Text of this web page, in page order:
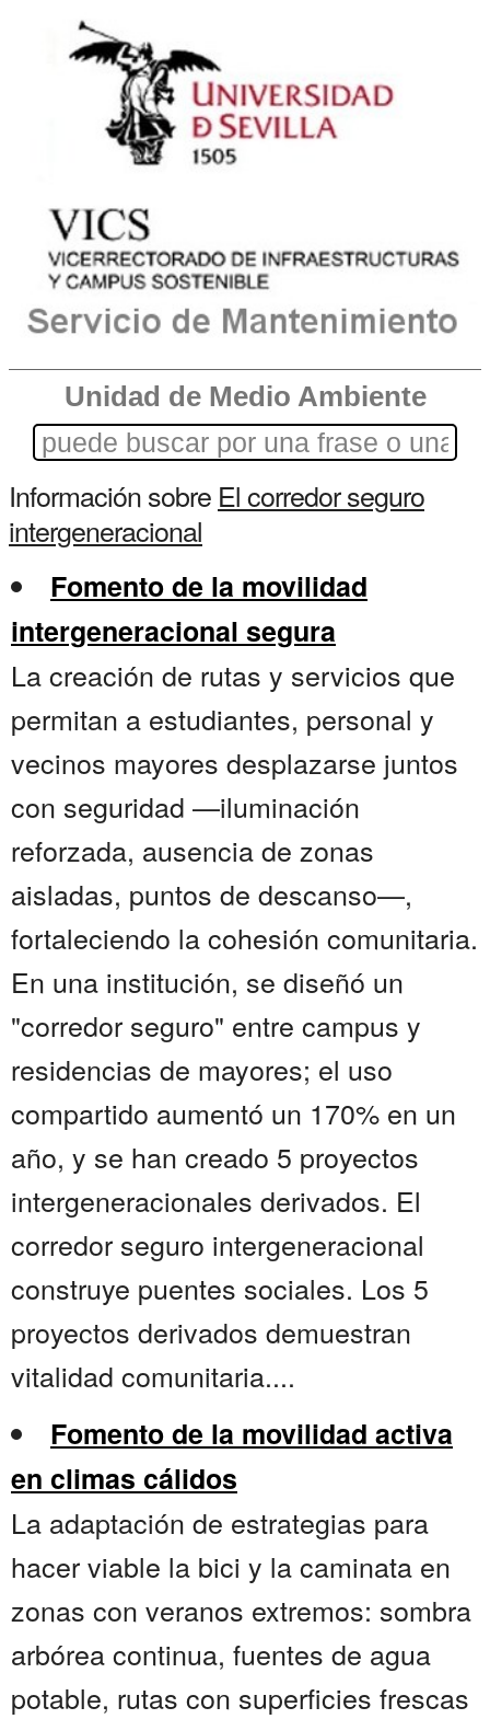
Unidad de Medio Ambiente
Información sobre El corredor seguro
intergeneracional
Fomento de la movilidad
intergeneracional segura
La creación de rutas y servicios que
permitan a estudiantes, personal y
vecinos mayores desplazarse juntos
con seguridad —iluminación
reforzada, ausencia de zonas
aisladas, puntos de descanso—,
fortaleciendo la cohesión comunitaria.
En una institución, se diseñó un
"corredor seguro" entre campus y
residencias de mayores; el uso
compartido aumentó un 170% en un
año, y se han creado 5 proyectos
intergeneracionales derivados. El
corredor seguro intergeneracional
construye puentes sociales. Los 5
proyectos derivados demuestran
vitalidad comunitaria....
Fomento de la movilidad activa
en climas cálidos
La adaptación de estrategias para
hacer viable la bici y la caminata en
zonas con veranos extremos: sombra
arbórea continua, fuentes de agua
potable, rutas con superficies frescas